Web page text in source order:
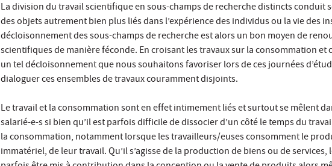
La division du travail scientifique en sous-champs de recherche distincts conduit
des objets autrement bien plus liés dans l’expérience des individus ou la vie des
décloisonnement des sous-champs de recherche est alors un bon moyen de
scientifiques de manière féconde. En croisant les travaux sur la consommation et
un tel décloisonnement que nous souhaitons favoriser lors de ces journées
dialoguer ces ensembles de travaux couramment disjoints.
Le travail et la consommation sont en effet intimement liés et surtout se mêlent
salarié-e-s si bien qu’il est parfois difficile de dissocier d’un côté le temps du
la consommation, notamment lorsque les travailleurs/euses consomment le
immatériel, de leur travail. Qu’il s’agisse de la production de biens ou de